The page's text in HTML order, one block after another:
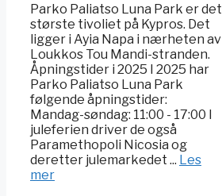
Parko Paliatso Luna Park er det
største tivoliet på Kypros. Det
ligger i Ayia Napa i nærheten av
Loukkos Tou Mandi-stranden.
Åpningstider i 2025 I 2025 har
Parko Paliatso Luna Park
følgende åpningstider:
Mandag-søndag: 11:00 - 17:00 I
juleferien driver de også
Paramethopoli Nicosia og
deretter julemarkedet ... Les
mer